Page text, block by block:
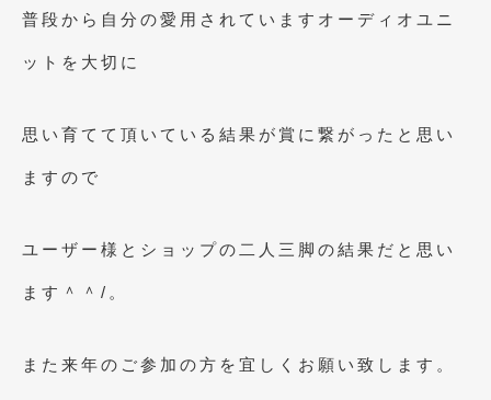
2009年10月(6)
2009年9月
2009年7月(6)
普段から自分の愛用されていますオーディオユニ
ットを大切に
思い育てて頂いている結果が賞に繋がったと思い
ますので
ユーザー様とショップの二人三脚の結果だと思い
ます＾＾/。
また来年のご参加の方を宜しくお願い致します。